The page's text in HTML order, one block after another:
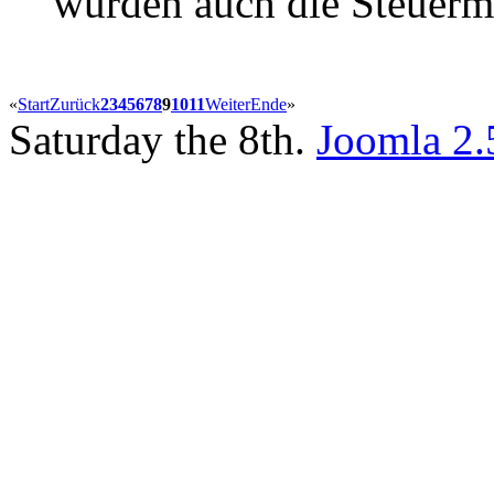
«StartZurück234567891011WeiterEnde»
Saturday the 8th. Joomla